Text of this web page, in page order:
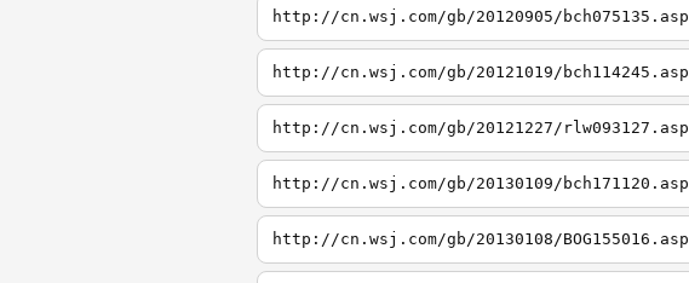
http://cn.wsj.com/gb/20120905/bch075135.asp
http://cn.wsj.com/gb/20121019/bch114245.asp
http://cn.wsj.com/gb/20121227/rlw093127.asp
http://cn.wsj.com/gb/20130109/bch171120.asp
http://cn.wsj.com/gb/20130108/BOG155016.asp